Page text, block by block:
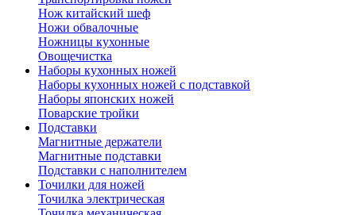
Нож китайский шеф
Ножи обвалочные
Ножницы кухонные
Овощечистка
Наборы кухонных ножей
Наборы кухонных ножей с подставкой
Наборы японских ножей
Поварские тройки
Подставки
Магнитные держатели
Магнитные подставки
Подставки с наполнителем
Точилки для ножей
Точилка электрическая